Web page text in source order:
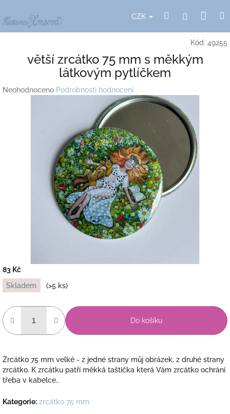
na
obsah
CZK HledatPřihlášení
Kód: 49255
větší zrcátko 75 mm s měkkým
látkovým pytlíčkem
Průměrné
Neohodnoceno Podrobnosti hodnocení
83 Kč
Měrná
cena:
Skladem (>5 ks)
Do košíku
Zrcátko 75 mm velké - z jedné strany můj obrázek, z druhé strany
zrcátko. K zrcátku patří měkká taštička která Vám zrcátko ochrání
třeba v kabelce..
Kategorie: zrcátko 75 mm